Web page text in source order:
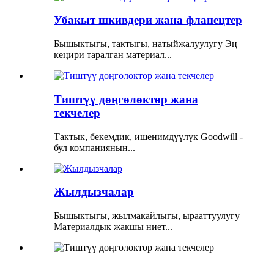
Убакыт шкивдери жана фланецтер
Бышыктыгы, тактыгы, натыйжалуулугу Эң
кеңири таралган материал...
Тиштүү дөңгөлөктөр жана
текчелер
Тактык, бекемдик, ишенимдүүлүк Goodwill -
бул компаниянын...
Жылдызчалар
Бышыктыгы, жылмакайлыгы, ырааттуулугу
Материалдык жакшы ниет...